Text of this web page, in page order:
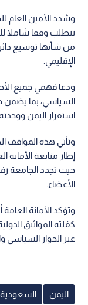
وشدد الأمين العام
تتطلب وقفا شاملا
من شأنها توسيع
الإقليمي.
ودعا فهمي جميع
السياسي، بما يضمن
استقرار اليمن
وتأتي هذه المواقف
إطار متابعة الأمانة
حيث تجدد الجامعة
الأعضاء.
وتؤكد الأمانة
كفلته المواثيق
عبر الحوار السياسي
اليمن السعودية